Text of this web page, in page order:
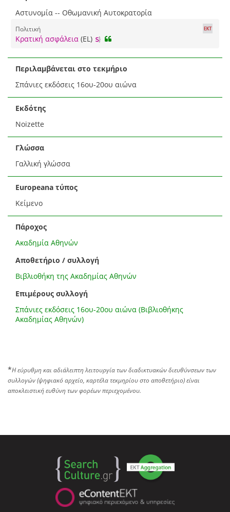
Αστυνομία -- Οθωμανική Αυτοκρατορία
Πολιτική
Κρατική ασφάλεια (EL)
Περιλαμβάνεται στο τεκμήριο
Σπάνιες εκδόσεις 16ου-20ου αιώνα
Εκδότης
Noizette
Γλώσσα
Γαλλική γλώσσα
Europeana τύπος
Κείμενο
Πάροχος
Ακαδημία Αθηνών
Αποθετήριο / συλλογή
Βιβλιοθήκη της Ακαδημίας Αθηνών
Επιμέρους συλλογή
Σπάνιες εκδόσεις 16ου-20ου αιώνα (Βιβλιοθήκης
Ακαδημίας Αθηνών)
*Η εύρυθμη και αδιάλειπτη λειτουργία των διαδικτυακών διευθύνσεων των
συλλογών (ψηφιακό αρχείο, καρτέλα τεκμηρίου στο αποθετήριο) είναι
αποκλειστική ευθύνη των φορέων περιεχομένου.